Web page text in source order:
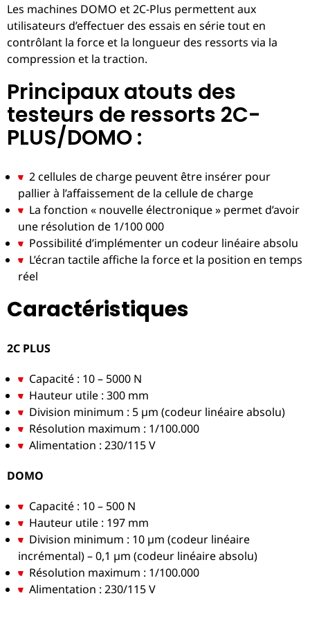
Les machines DOMO et 2C-Plus permettent aux
utilisateurs d’effectuer des essais en série tout en
contrôlant la force et la longueur des ressorts via la
compression et la traction.
Principaux atouts des
testeurs de ressorts 2C-
PLUS/DOMO :
2 cellules de charge peuvent être insérer pour
pallier à l’affaissement de la cellule de charge
La fonction « nouvelle électronique » permet d’avoir
une résolution de 1/100 000
Possibilité d’implémenter un codeur linéaire absolu
L’écran tactile affiche la force et la position en temps
réel
Caractéristiques
2C PLUS
Capacité : 10 – 5000 N
Hauteur utile : 300 mm
Division minimum : 5 µm (codeur linéaire absolu)
Résolution maximum : 1/100.000
Alimentation : 230/115 V
DOMO
Capacité : 10 – 500 N
Hauteur utile : 197 mm
Division minimum : 10 µm (codeur linéaire
incrémental) – 0,1 µm (codeur linéaire absolu)
Résolution maximum : 1/100.000
Alimentation : 230/115 V